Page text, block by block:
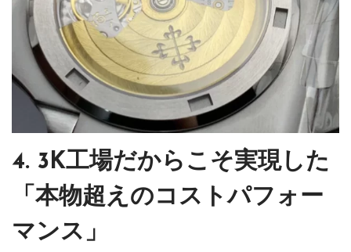
4. 3K工場だからこそ実現した
「本物超えのコストパフォー
マンス」